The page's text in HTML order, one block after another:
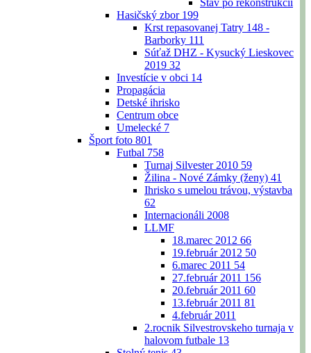
Stav po rekonštrukcii
Hasičský zbor 199
Krst repasovanej Tatry 148 -
Barborky 111
Súťaž DHZ - Kysucký Lieskovec
2019 32
Investície v obci 14
Propagácia
Detské ihrisko
Centrum obce
Umelecké 7
Šport foto 801
Futbal 758
Turnaj Silvester 2010 59
Žilina - Nové Zámky (ženy) 41
Ihrisko s umelou trávou, výstavba
62
Internacionáli 2008
LLMF
18.marec 2012 66
19.február 2012 50
6.marec 2011 54
27.február 2011 156
20.február 2011 60
13.február 2011 81
4.február 2011
2.rocnik Silvestrovskeho turnaja v
halovom futbale 13